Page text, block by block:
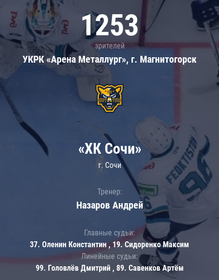
1253
зрителей
УКРК «Арена Металлург», г. Магнитогорск
«ХК Сочи»
г. Сочи
Тренер:
Назаров Андрей
Главные судьи:
37. Оленин Константин , 19. Сидоренко Максим
Линейные судьи:
99. Головлёв Дмитрий , 89. Савенков Артём